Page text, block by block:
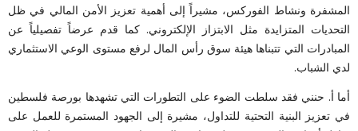
المشفرة ونشاط الفوركس، مشيراً إلى أهمية تعزيز الأمن المالي في ظل
التحديات المتزايدة مثل الابتزاز الإلكتروني. كما قدم عرضاً تفصيلياً عن
المبادرات التي تتبناها هيئة سوق رأس المال لرفع مستوى الوعي الاستثماري
لدي الشباب.
أما أ. حنني فقد سلطت الضوء على التطورات التي تشهدها بورصة فلسطين
في تعزيز البنية التحتية للتداول، مشيرة إلى الجهود المستمرة للعمل على